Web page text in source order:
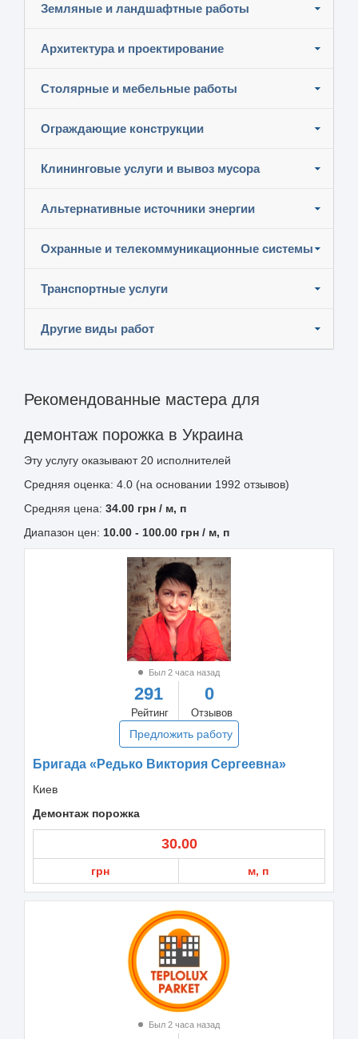
Земляные и ландшафтные работы
Архитектура и проектирование
Столярные и мебельные работы
Ограждающие конструкции
Клининговые услуги и вывоз мусора
Альтернативные источники энергии
Охранные и телекоммуникационные системы
Транспортные услуги
Другие виды работ
Рекомендованные мастера для
демонтаж порожка в Украина
Эту услугу оказывают 20 исполнителей
Средняя оценка: 4.0 (на основании 1992 отзывов)
Средняя цена: 34.00 грн / м, п
Диапазон цен: 10.00 - 100.00 грн / м, п
Был 2 часа назад
291
Рейтинг
0
Отзывов
Предложить работу
Бригада «Редько Виктория Сергеевна»
Киев
Демонтаж порожка
30.00
грн м, п
Был 2 часа назад